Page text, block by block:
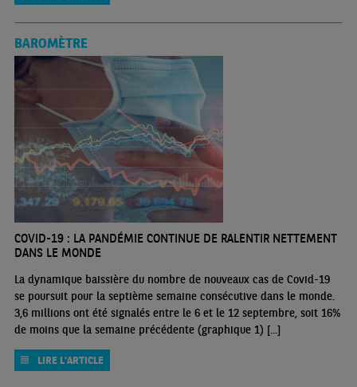
BAROMÈTRE
COVID-19 : LA PANDÉMIE CONTINUE DE RALENTIR NETTEMENT
DANS LE MONDE
La dynamique baissière du nombre de nouveaux cas de Covid-19
se poursuit pour la septième semaine consécutive dans le monde.
3,6 millions ont été signalés entre le 6 et le 12 septembre, soit 16%
de moins que la semaine précédente (graphique 1) [...]
LIRE L'ARTICLE